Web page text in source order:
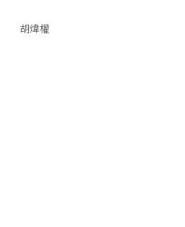
胡煒權